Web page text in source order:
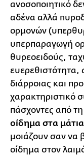
ανοσοποιητικό
αδένα αλλά
ορμονών
υπερπαραγωγή
θυρεοειδούς,
ευερεθιστότητα,
διάρροιας και
χαρακτηριστικό
πάσχοντες από τη
οίδημα στα μάτια
μοιάζουν σαν να
οίδημα στον